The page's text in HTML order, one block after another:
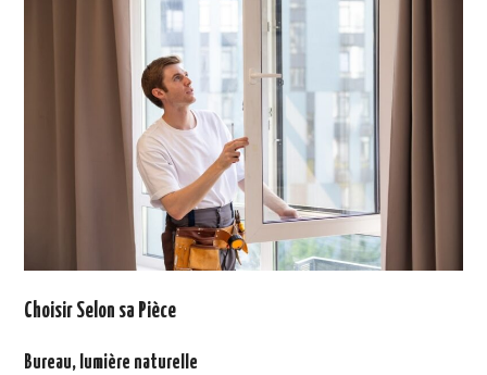
Choisir Selon sa Pièce
Bureau, lumière naturelle